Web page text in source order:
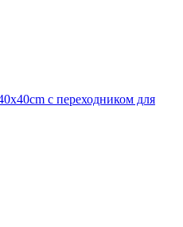
с переходником для